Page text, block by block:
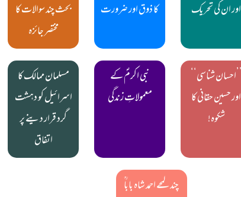
اور ان کی تحریک
کا ذوق اور ضرورت
بحث چند سوالات کا
مختصر جائزہ
’’احسان شناسی‘‘
اور حسین حقانی کا
شکوہ!
نبی اکرمؐ کے
معمولاتِ زندگی
مسلمان ممالک کا
اسرائیل کو دہشت
گرد قرار دینے پر
اتفاق
چند لمحے احمد شاہ باباؒ